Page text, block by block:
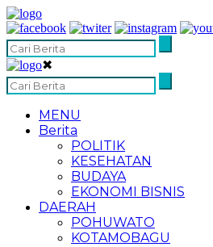
✖
MENU
Berita
POLITIK
KESEHATAN
BUDAYA
EKONOMI BISNIS
DAERAH
POHUWATO
KOTAMOBAGU